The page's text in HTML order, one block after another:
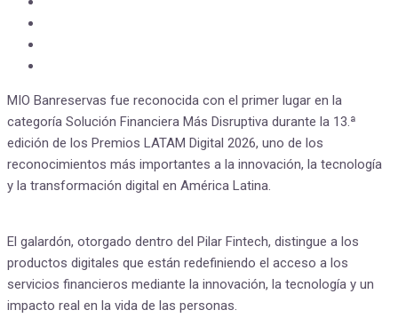
MIO Banreservas fue reconocida con el primer lugar en la
categoría Solución Financiera Más Disruptiva durante la 13.ª
edición de los Premios LATAM Digital 2026, uno de los
reconocimientos más importantes a la innovación, la tecnología
y la transformación digital en América Latina.
El galardón, otorgado dentro del Pilar Fintech, distingue a los
productos digitales que están redefiniendo el acceso a los
servicios financieros mediante la innovación, la tecnología y un
impacto real en la vida de las personas.